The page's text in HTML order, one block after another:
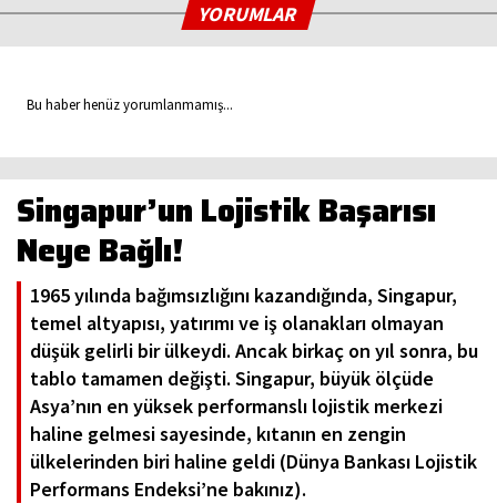
YORUMLAR
Bu haber henüz yorumlanmamış...
Singapur’un Lojistik Başarısı
Neye Bağlı!
1965 yılında bağımsızlığını kazandığında, Singapur,
temel altyapısı, yatırımı ve iş olanakları olmayan
düşük gelirli bir ülkeydi. Ancak birkaç on yıl sonra, bu
tablo tamamen değişti. Singapur, büyük ölçüde
Asya’nın en yüksek performanslı lojistik merkezi
haline gelmesi sayesinde, kıtanın en zengin
ülkelerinden biri haline geldi (Dünya Bankası Lojistik
Performans Endeksi’ne bakınız).